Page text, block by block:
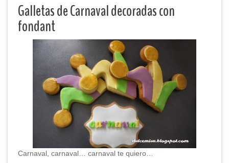
Galletas de Carnaval decoradas con
fondant
Carnaval, carnaval… carnaval te quiero…